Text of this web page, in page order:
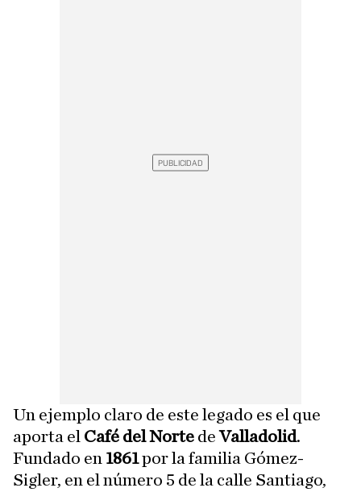
Un ejemplo claro de este legado es el que
aporta el Café del Norte deValladolid.
Fundado en 1861por la familia Gómez-
Sigler, en el número 5 de la calle Santiago,